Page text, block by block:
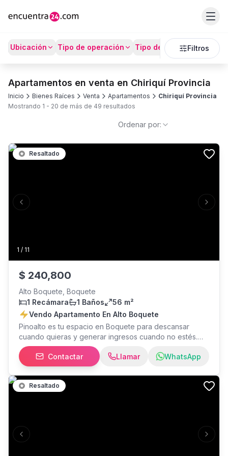
Ubicación Tipo de operación Tipo de Propiedad
Filtros
Apartamentos en venta en Chiriquí Provincia
Inicio Bienes Raíces Venta Apartamentos
Chiriquí Provincia
Mostrando 1 - 20 de más de 49 resultados
Ordenar por:
1 / 11
Previous slide Next
Resaltado
$ 240,800
Alto Boquete, Boquete
1 Recámara
1 Baños
56 m²
Vendo Apartamento En Alto Boquete
Pinoalto es tu espacio en Boquete para descansar
cuando quieras y generar ingresos cuando no estés.
Ubicado en un entorno natural único, dentro del
exclusivo Boquete Country Club, este proyecto de baja
densidad ofrece tranquilidad, vistas al Volcán Barú y
gestión total de tu unidad: reservas, limpieza,
mantenimiento y más. Con mobiliario incluido y permisos
Contactar Llamar WhatsApp
Previous slide Next
Resaltado